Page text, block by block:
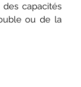
capacités
ou de la